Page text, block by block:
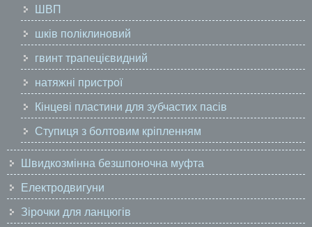
ШВП
шків поліклиновий
гвинт трапецієвидний
натяжні пристрої
Кінцеві пластини для зубчастих пасів
Ступиця з болтовим кріпленням
Швидкозмінна безшпоночна муфта
Електродвигуни
Зірочки для ланцюгів